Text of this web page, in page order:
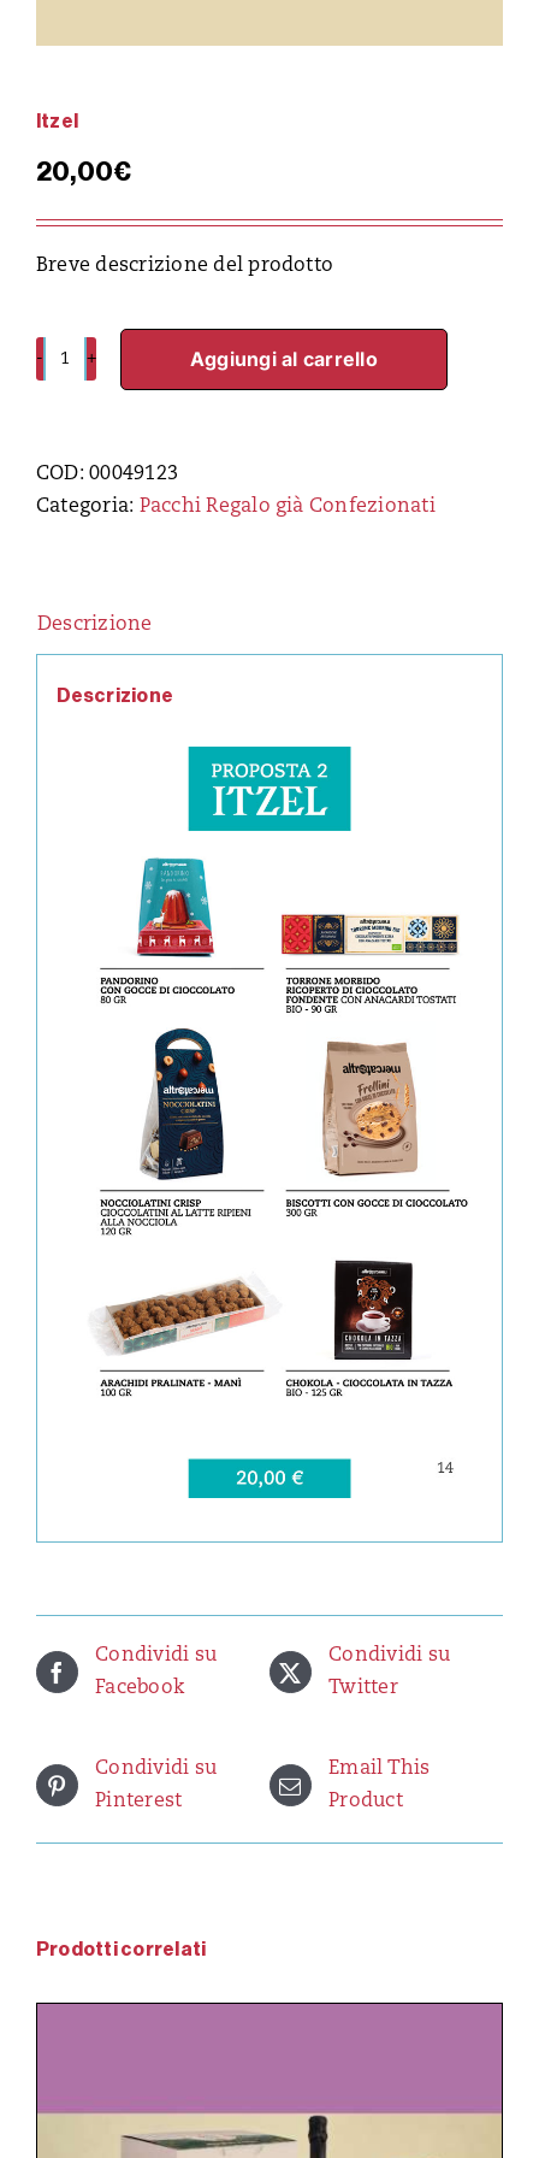
Itzel
20,00€
Breve descrizione del prodotto
Aggiungi al carrello
COD:00049123
Categoria: Pacchi Regalo già Confezionati
Descrizione
Descrizione
Condividi su
Facebook
Condividi su
Twitter
Condividi su
Pinterest
Email This
Product
Prodotti correlati